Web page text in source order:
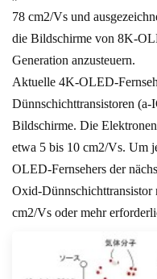
78 cm2/Vs und
die Bildschirme von 8K-
Generation anzusteuern.
Aktuelle 4K-OLED-
Dünnschichttransistoren
Bildschirme. Die
etwa 5 bis 10 cm2/Vs. Um
OLED-Fernsehers der
Oxid-
cm2/Vs oder mehr